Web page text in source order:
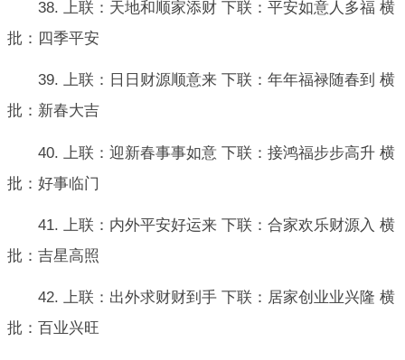
38. 上联：天地和顺家添财 下联：平安如意人多福 横
批：四季平安
39. 上联：日日财源顺意来 下联：年年福禄随春到 横
批：新春大吉
40. 上联：迎新春事事如意 下联：接鸿福步步高升 横
批：好事临门
41. 上联：内外平安好运来 下联：合家欢乐财源入 横
批：吉星高照
42. 上联：出外求财财到手 下联：居家创业业兴隆 横
批：百业兴旺